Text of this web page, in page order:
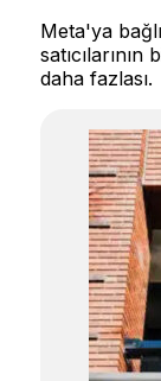
Meta'ya
daha fazlası.